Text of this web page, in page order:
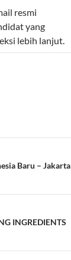
resmi
yang
lebih lanjut.
Baru – Jakarta
INGREDIENTS